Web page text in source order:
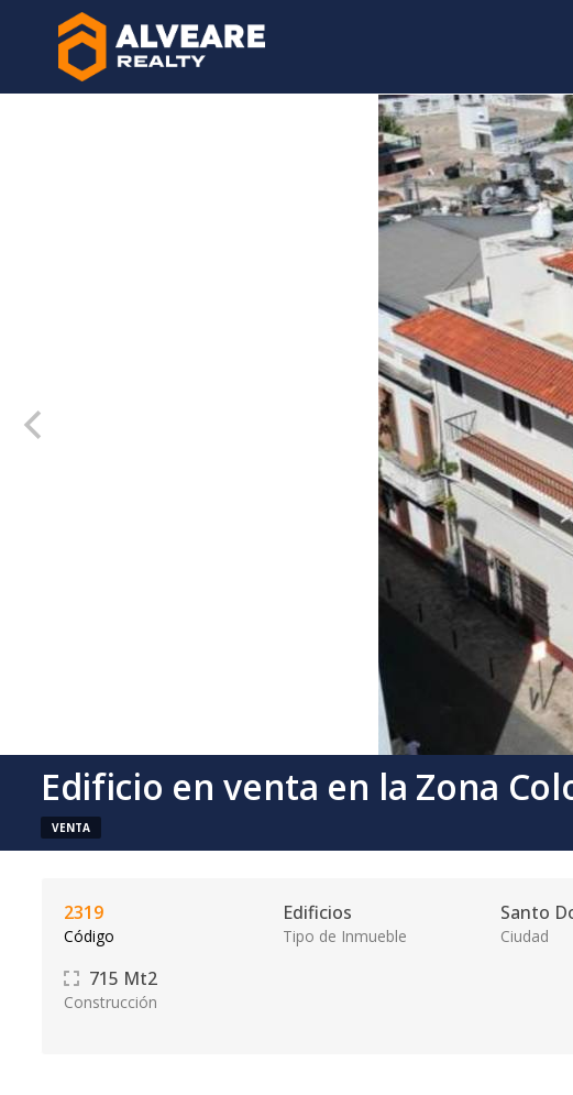
Edificio en venta en la Zona
VENTA
2319
Código
Edificios
Tipo de Inmueble
Santo
Ciudad
715 Mt2
Construcción